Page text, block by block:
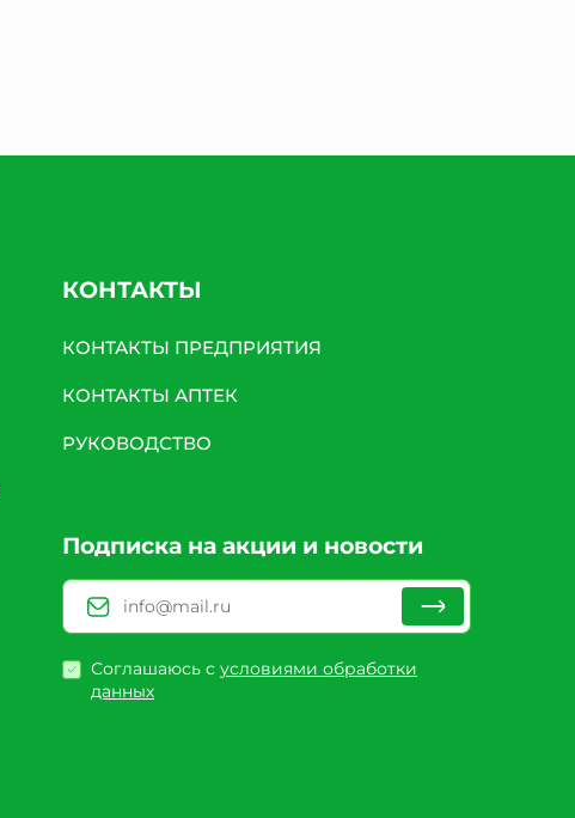
КОНТАКТЫ
КОНТАКТЫ ПРЕДПРИЯТИЯ
КОНТАКТЫ АПТЕК
РУКОВОДСТВО
Подписка на акции и новости
Соглашаюсь с условиями обработки
данных